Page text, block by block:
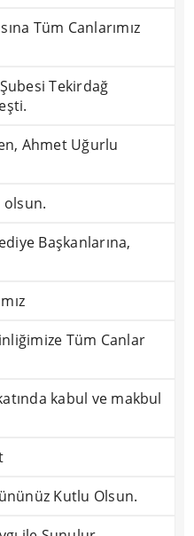
Tüm Canlarımız
Tekirdağ
Ahmet Uğurlu
olsun.
Başkanlarına,
Tüm Canlar
kabul ve makbul
Kutlu Olsun.